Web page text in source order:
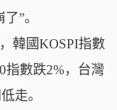
”。
韓國KOSPI指數
數跌2%， 台灣
走。